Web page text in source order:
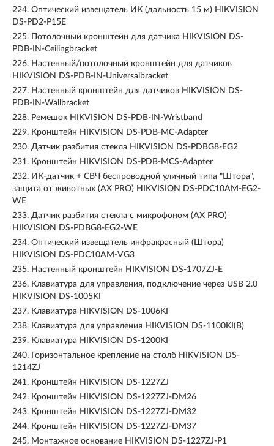
224. Оптический извещатель ИК (дальность 15 м) HIKVISION
DS-PD2-P15E
225.
Потолочный кронштейн для датчика HIKVISION DS-
PDB-IN-Ceilingbracket
226. Настенный/потолочный кронштейн для датчиков
HIKVISION DS-PDB-IN-Universalbracket
227. Настенный кронштейн для датчиков HIKVISION DS-
PDB-IN-Wallbracket
228. Ремешок HIKVISION DS-PDB-IN-Wristband
229. Кронштейн HIKVISION DS-PDB-MC-Adapter
230. Датчик разбития стекла HIKVISION DS-PDBG8-EG2
231. Кронштейн HIKVISION DS-PDB-MCS-Adapter
232. ИК-датчик + СВЧ беспроводной уличный типа "Штора",
защита от животных (AX PRO) HIKVISION DS-PDC10AM-EG2-
WE
233. Датчик разбития стекла с микрофоном (AX PRO)
HIKVISION DS-PDBG8-EG2-WE
234. Оптический извещатель инфракрасный (Штора)
HIKVISION DS-PDC10AM-VG3
235. Настенный кронштейн HIKVISION DS-1707ZJ-E
236. Клавиатура для управления, подключение через USB 2.0
HIKVISION DS-1005KI
237. Клавиатура HIKVISION DS-1006KI
238. Клавиатура для управления HIKVISION DS-1100KI(B)
239. Клавиатура HIKVISION DS-1200KI
240.
Горизонтальное крепление на столб HIKVISION DS-
1214ZJ
241. Кронштейн HIKVISION DS-1227ZJ
242. Кронштейн HIKVISION DS-1227ZJ-DM26
243. Кронштейн HIKVISION DS-1227ZJ-DM32
244. Кронштейн HIKVISION DS-1227ZJ-DM37
245. Монтажное основание HIKVISION DS-1227ZJ-P1